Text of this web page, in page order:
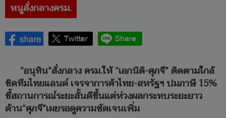
หนูสั่งกลางครม.
“อนุทิน”สั่งกลาง ครม.ให้ “เอกนิติ-ศุภจี” ติดตามใกล้
ชิดทีมไทยแลนด์ เจรจาการค้าไทย-สหรัฐฯ ปมภาษี 15%
ชี้สถานการณ์ระยะสั้นดีขึ้นแต่ห่วงผลกระทบระยะยาว
ด้าน“ศุภจี”เผยรอดูความชัดเจนเพิ่ม